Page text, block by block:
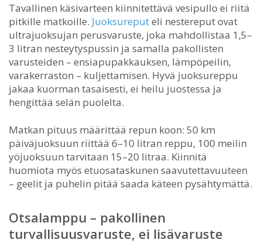
Tavallinen käsivarteen kiinnitettävä vesipullo ei riitä
pitkille matkoille. Juoksureputeli nestereput ovat
ultrajuoksujan perusvaruste, joka mahdollistaa 1,5–
3 litran nesteytyspussin ja samalla pakollisten
varusteiden – ensiapupakkauksen, lämpöpeilin,
varakerraston – kuljettamisen. Hyvä juoksureppu
jakaa kuorman tasaisesti, ei heilu juostessa ja
hengittää selän puolelta.
Matkan pituus määrittää repun koon: 50 km
päiväjuoksuun riittää 6–10 litran reppu, 100 meilin
yöjuoksuun tarvitaan 15–20 litraa. Kiinnitä
huomiota myös etuosataskunen saavutettavuuteen
– geelit ja puhelin pitää saada käteen pysähtymättä.
Otsalamppu – pakollinen
turvallisuusvaruste, ei lisävaruste